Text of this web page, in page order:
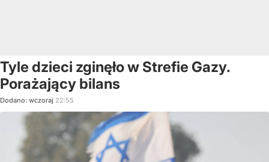
Tyle dzieci zginęło w Strefie Gazy.
Porażający bilans
Dodano: wczoraj 22:55